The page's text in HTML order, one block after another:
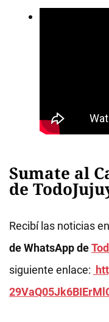
Sumate al
de
Recibí las noticias
de WhatsApp de
siguiente enlace: